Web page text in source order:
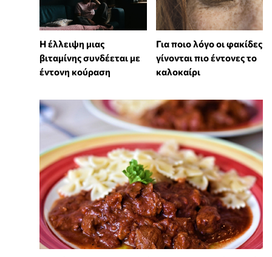
⁠Η έλλειψη μιας
βιταμίνης συνδέεται με
έντονη κούραση
Για ποιο λόγο οι φακίδες
γίνονται πιο έντονες το
καλοκαίρι